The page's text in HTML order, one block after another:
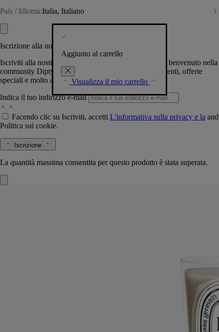
País / Idioma:Italia, Italiano
Aggiunto al carrello
Visualizza il mio carrello
Iscrizione alla nostra Newsletter
Iscriviti alla nostra newsletter per permetterci di darti il benvenuto nella
community Diptyque e tenerti al corrente su novità, eventi, offerte
speciali e molto altro.
Indica il tuo indirizzo e-mail
Facendo clic su Iscriviti, accetti L'informativa sulla privacy e la and
Politica sui cookie.
Iscrizione
La quantità massima consentita per questo prodotto è stata superata.
Questo candeliere è realizzato con la tecnica di tornitura del legno da
un'azienda certificata EPV (Entreprise du patrimoine vivant, marchio
francese che premia l'eccellenza artigianale) nel cuore del dipartimento